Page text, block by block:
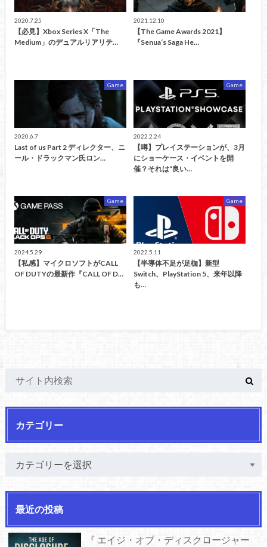
2020.7.25
【必見】Xbox Series X「The
Medium」のデュアルリアリテ…
2021.12.10
【The Game Awards 2021】
『Senua‘s Saga He…
Game
2020.6.7
Last of us Part 2 ディレクター、ニ
ール・ドラックマン氏ロン…
Game
2022.2.24
【噂】プレイステーションが、3月
にショーケース・イベントを開
催？それは“良い…
Game
2024.5.29
【私感】マイクロソフトがCALL
OF DUTYの最新作『CALL OF D…
Game
2022.5.11
【半導体不足が足枷】新型
Switch、PlayStation 5、来年以降
も…
カテゴリー
最近の投稿
『 エイジ・オブ・ディスクロージャー